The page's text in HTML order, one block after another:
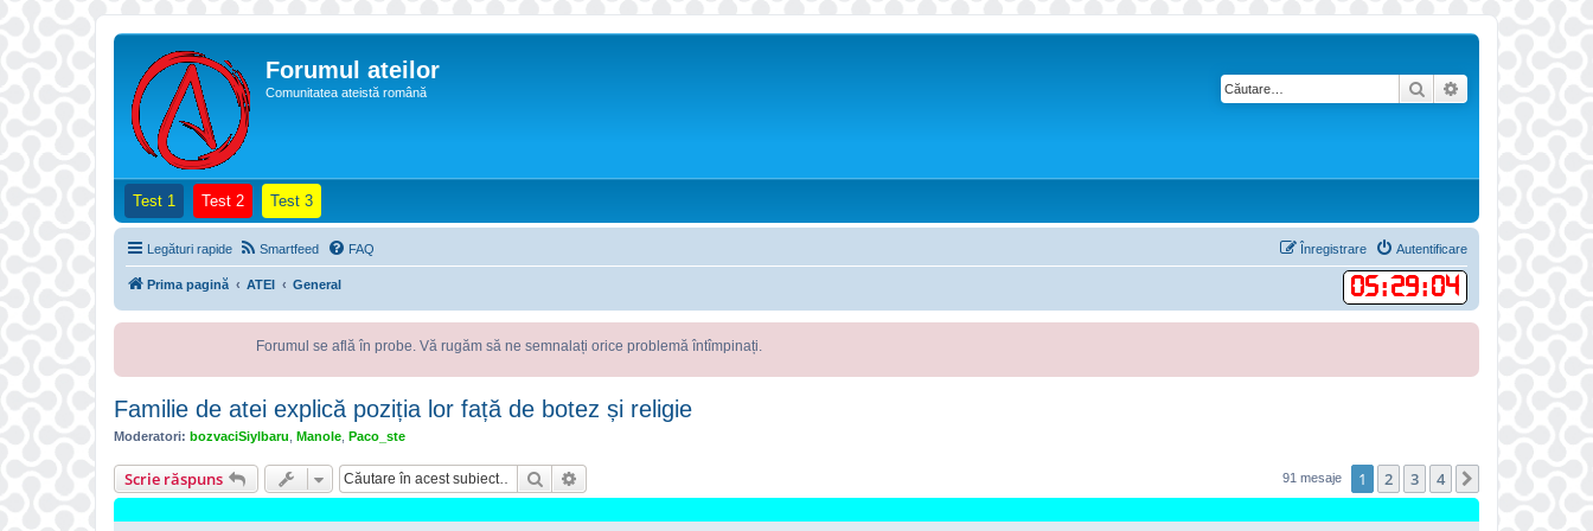
Forumul ateilor
Comunitatea ateistă română Căutare
Test 1 (Opens a new tab)
Test 2(Opens a new tab)
Test 3(Opens a new tab)
Legături rapide Smartfeed FAQ Autentificare
Înregistrare
Prima pagină ATEI General 05:29:05
Forumul se află în probe. Vă rugăm să ne semnalați orice problemă întîmpinați.
Familie de atei explică poziția lor față de botez și religie
Moderatori: bozvaciSiylbaru Manole Paco_ste
Scrie răspuns Căutare 91 mesaje 1 2 3 4